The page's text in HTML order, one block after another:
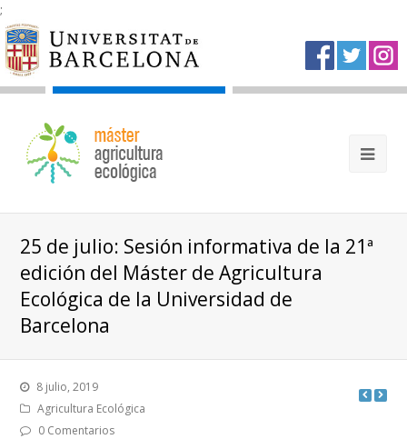
;
25 de julio: Sesión informativa de la 21ª
edición del Máster de Agricultura
Ecológica de la Universidad de
Barcelona
8 julio, 2019
Agricultura Ecológica
0 Comentarios